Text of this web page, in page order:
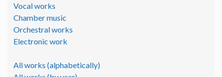
Vocal works
Chamber music
Orchestral works
Electronic work
All works (alphabetically)